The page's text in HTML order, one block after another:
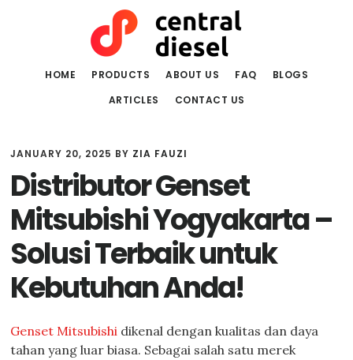
HOME PRODUCTS ABOUT US FAQ
BLOGS
ARTICLES
CONTACT US
JANUARY 20, 2025 BY ZIA FAUZI
Distributor Genset
Mitsubishi Yogyakarta –
Solusi Terbaik untuk
Kebutuhan Anda!
Genset Mitsubishi dikenal dengan kualitas dan daya
tahan yang luar biasa. Sebagai salah satu merek